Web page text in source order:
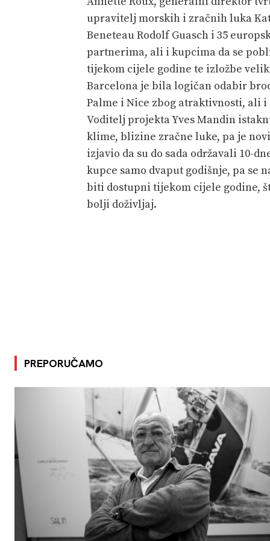
upravitelj morskih i zračnih luka
Beneteau Rodolf Guasch i 35
partnerima, ali i kupcima da se
tijekom cijele godine te izložbe
Barcelona je bila logičan odabir
Palme i Nice zbog atraktivnosti, ali
Voditelj projekta Yves Mandin
klime, blizine zračne luke, pa je
izjavio da su do sada održavali 10-
kupce samo dvaput godišnje, pa se
biti dostupni tijekom cijele godine,
bolji doživljaj.
PREPORUČAMO